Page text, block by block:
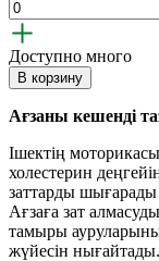
Доступно много
В корзину
Ағзаны кешенді
Ішектің
холестерин
заттарды шығарады
Ағзаға зат
тамыры
жүйесін нығайтады.